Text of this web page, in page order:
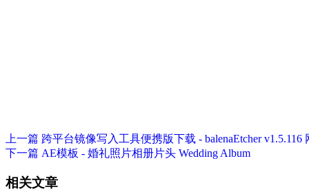
上一篇 跨平台镜像写入工具便携版下载 - balenaEtcher v1.5.116
下一篇 AE模板 - 婚礼照片相册片头 Wedding Album
相关文章